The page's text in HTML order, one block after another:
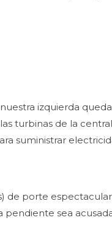
izquierda
turbinas de la
suministrar
de porte
sea